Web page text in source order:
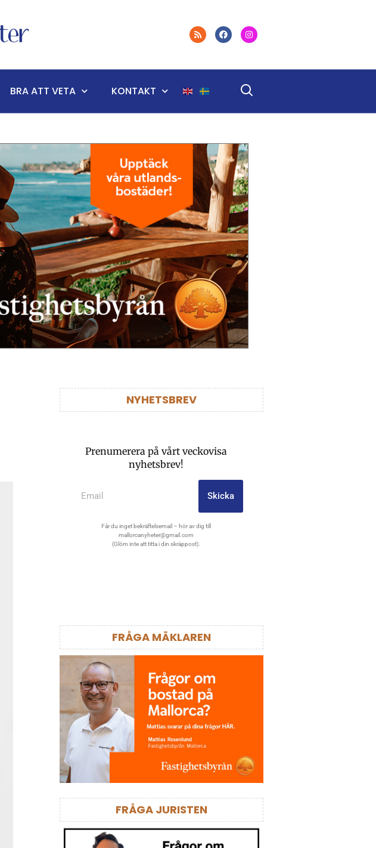
BRA ATT VETA KONTAKT
NYHETSBREV
Prenumerera på vårt veckovisa
nyhetsbrev!
Skicka
Får du inget bekräftelsemail – hör av dig till
mallorcanyheter@gmail.com
(Glöm inte att titta i din skräppost).
FRÅGA MÄKLAREN
FRÅGA JURISTEN